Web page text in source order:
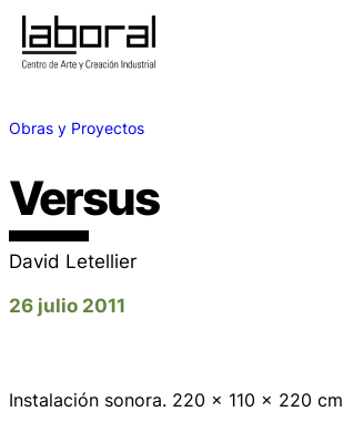
Obras y Proyectos
Versus
David Letellier
26 julio 2011
Instalación sonora. 220 x 110 x 220 cm